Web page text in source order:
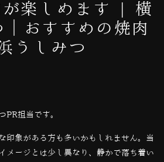
が楽しめます | 横
おすすめの焼肉
うしみつ
PR担当です。
印象がある方も多いかもしれません。当
メージとは少し異なり、静かで落ち着い